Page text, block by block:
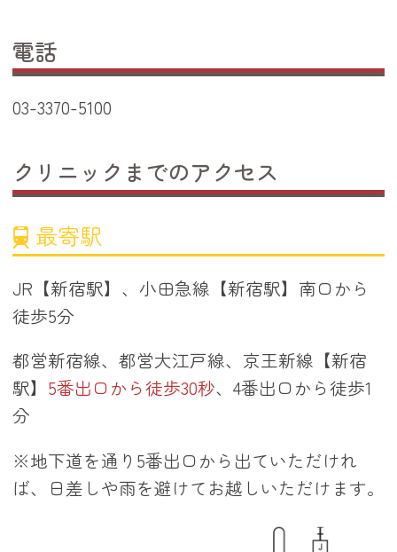
電話
03-3370-5100
クリニックまでのアクセス
最寄駅
JR【新宿駅】、小田急線【新宿駅】南口から
徒歩5分
都営新宿線、都営大江戸線、京王新線【新宿
駅】 5番出口から徒歩30秒、4番出口から徒歩1
分
※地下道を通り5番出口から出ていただけれ
ば、日差しや雨を避けてお越しいただけます。